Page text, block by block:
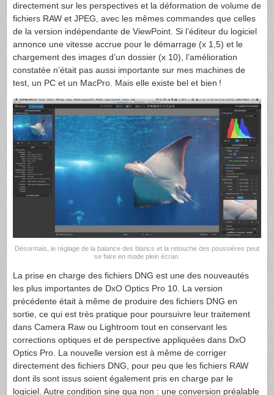
directement sur les perspectives et la déformation de volume de
fichiers RAW et JPEG, avec les mêmes commandes que celles
de la version indépendante de ViewPoint. Si l’éditeur du logiciel
annonce une vitesse accrue pour le démarrage (x 1,5) et le
chargement des images d’un dossier (x 10), l’amélioration
constatée n’était pas aussi importante sur mes machines de
test, un PC et un MacPro. Mais elle existe bel et bien !
Désormais, le réglage de la balance des blancs et la retouche des poussières peut
se faire en mode plein écran.
La prise en charge des fichiers DNG est une des nouveautés
les plus importantes de DxO Optics Pro 10. La version
précédente était à même de produire des fichiers DNG en
sortie, ce qui est très pratique pour poursuivre leur traitement
dans Camera Raw ou Lightroom tout en conservant les
corrections optiques et de perspective appliquées dans DxO
Optics Pro. La nouvelle version est à même de corriger
directement des fichiers DNG, pour peu que les fichiers RAW
dont ils sont issus soient également pris en charge par le
logiciel. Autre condition sine qua non : une conversion préalable